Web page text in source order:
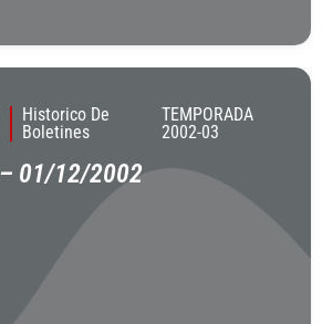
Historico De
Boletines
TEMPORADA
2002-03
01/12/2002